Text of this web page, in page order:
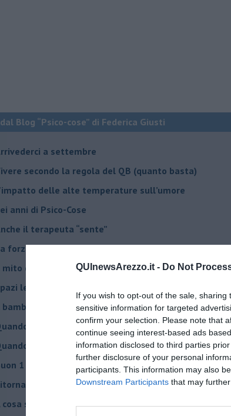
QUInewsArezzo.it - Do Not
If you wish to opt-out of the sale,
sensitive information for targeted
confirm your selection. Please note that
continue seeing interest-based ads
information disclosed to third parties
further disclosure of your personal
participants. This information may also
Downstream Participants that may
Blog “Psico-cose” di Federica Giusti
a settembre
secondo la regola del QB (quanto basta)
delle alte temperature sull’umore
anni di Psico-Cose
il terapeuta “sente”
forza silenziosa dell'impegno
mito della madre leonessa
leggeri per tempi complessi
bambino, il marshmallow e il tempo
cambia il nome di una sindrome
il terapeuta torna a casa
1 Maggio!
indietro di vent’anni
cosa serve davvero la psicoterapia